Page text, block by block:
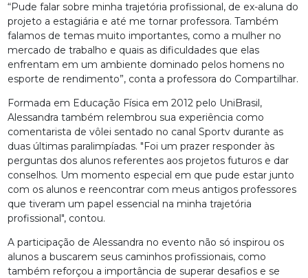
“Pude falar sobre minha trajetória profissional, de ex-aluna do
projeto a estagiária e até me tornar professora. Também
falamos de temas muito importantes, como a mulher no
mercado de trabalho e quais as dificuldades que elas
enfrentam em um ambiente dominado pelos homens no
esporte de rendimento”, conta a professora do Compartilhar.
Formada em Educação Física em 2012 pelo UniBrasil,
Alessandra também relembrou sua experiência como
comentarista de vôlei sentado no canal Sportv durante as
duas últimas paralimpíadas. "Foi um prazer responder às
perguntas dos alunos referentes aos projetos futuros e dar
conselhos. Um momento especial em que pude estar junto
com os alunos e reencontrar com meus antigos professores
que tiveram um papel essencial na minha trajetória
profissional", contou.
A participação de Alessandra no evento não só inspirou os
alunos a buscarem seus caminhos profissionais, como
também reforçou a importância de superar desafios e se